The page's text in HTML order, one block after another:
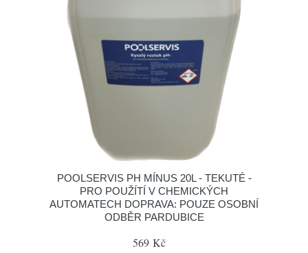
POOLSERVIS PH MÍNUS 20L - TEKUTÉ -
PRO POUŽÍTÍ V CHEMICKÝCH
AUTOMATECH DOPRAVA: POUZE OSOBNÍ
ODBĚR PARDUBICE
569 Kč